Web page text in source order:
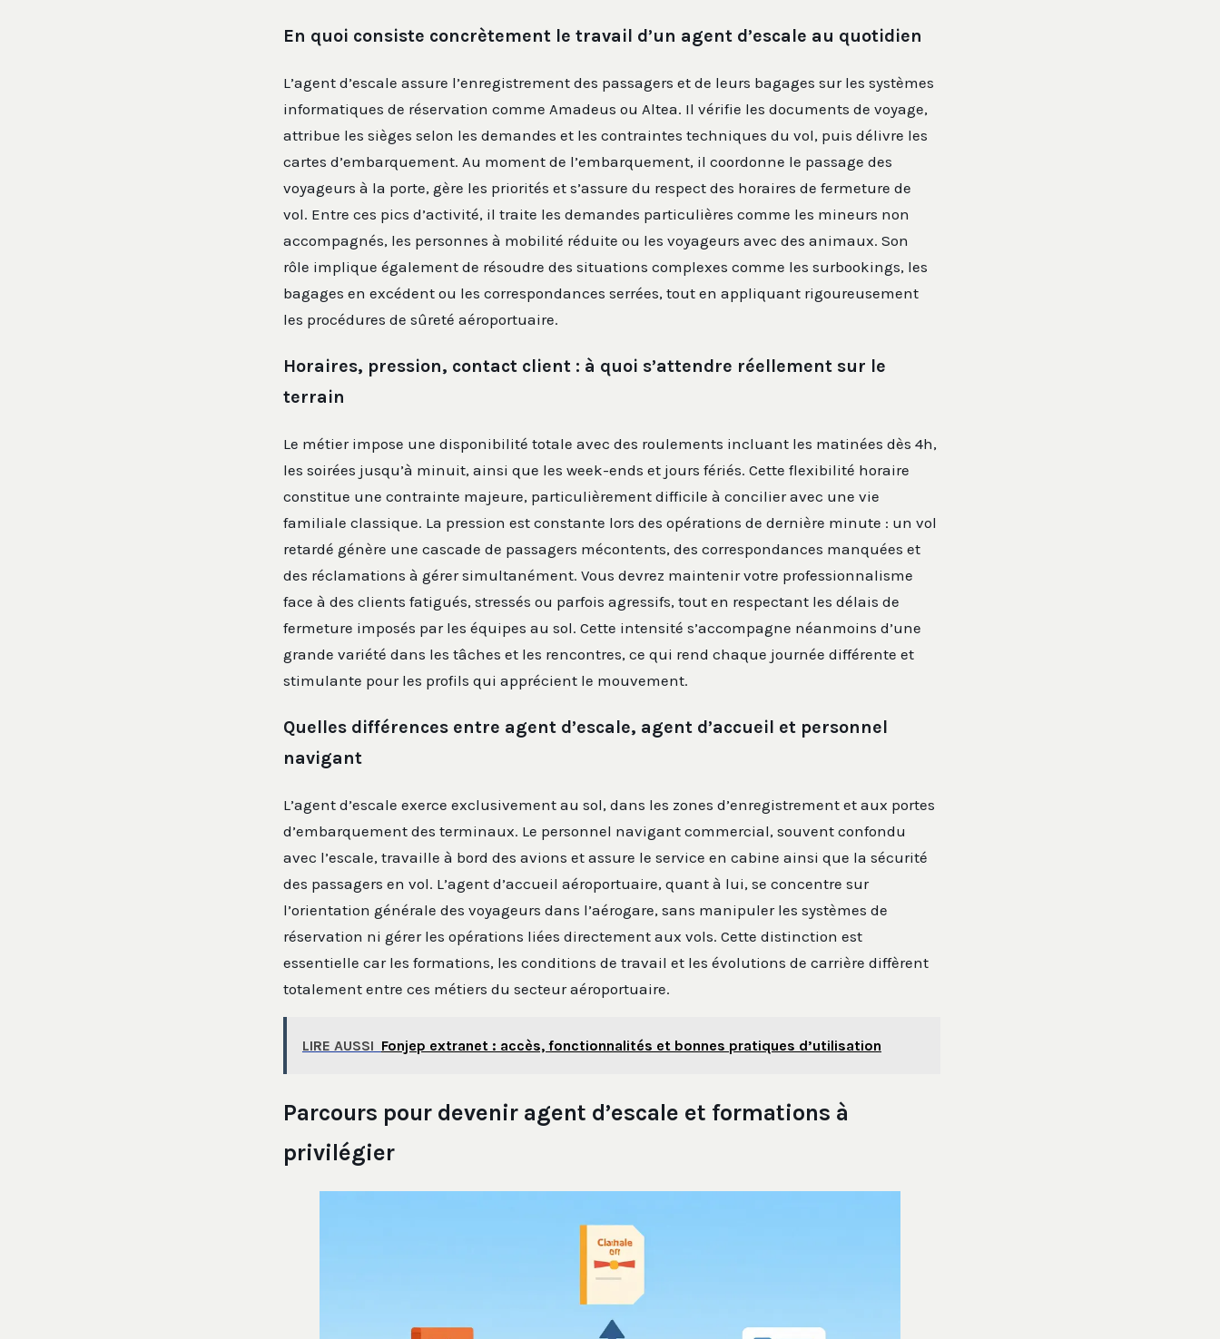
En quoi consiste concrètement le travail d’un agent d’escale au quotidien
L’agent d’escale assure l’enregistrement des passagers et de leurs bagages sur les systèmes
informatiques de réservation comme Amadeus ou Altea. Il vérifie les documents de voyage,
attribue les sièges selon les demandes et les contraintes techniques du vol, puis délivre les
cartes d’embarquement. Au moment de l’embarquement, il coordonne le passage des
voyageurs à la porte, gère les priorités et s’assure du respect des horaires de fermeture de
vol. Entre ces pics d’activité, il traite les demandes particulières comme les mineurs non
accompagnés, les personnes à mobilité réduite ou les voyageurs avec des animaux. Son
rôle implique également de résoudre des situations complexes comme les surbookings, les
bagages en excédent ou les correspondances serrées, tout en appliquant rigoureusement
les procédures de sûreté aéroportuaire.
Horaires, pression, contact client : à quoi s’attendre réellement sur le
terrain
Le métier impose une disponibilité totale avec des roulements incluant les matinées dès 4h,
les soirées jusqu’à minuit, ainsi que les week-ends et jours fériés. Cette flexibilité horaire
constitue une contrainte majeure, particulièrement difficile à concilier avec une vie
familiale classique. La pression est constante lors des opérations de dernière minute : un vol
retardé génère une cascade de passagers mécontents, des correspondances manquées et
des réclamations à gérer simultanément. Vous devrez maintenir votre professionnalisme
face à des clients fatigués, stressés ou parfois agressifs, tout en respectant les délais de
fermeture imposés par les équipes au sol. Cette intensité s’accompagne néanmoins d’une
grande variété dans les tâches et les rencontres, ce qui rend chaque journée différente et
stimulante pour les profils qui apprécient le mouvement.
Quelles différences entre agent d’escale, agent d’accueil et personnel
navigant
L’agent d’escale exerce exclusivement au sol, dans les zones d’enregistrement et aux portes
d’embarquement des terminaux. Le personnel navigant commercial, souvent confondu
avec l’escale, travaille à bord des avions et assure le service en cabine ainsi que la sécurité
des passagers en vol. L’agent d’accueil aéroportuaire, quant à lui, se concentre sur
l’orientation générale des voyageurs dans l’aérogare, sans manipuler les systèmes de
réservation ni gérer les opérations liées directement aux vols. Cette distinction est
essentielle car les formations, les conditions de travail et les évolutions de carrière diffèrent
totalement entre ces métiers du secteur aéroportuaire.
LIRE AUSSI Fonjep extranet : accès, fonctionnalités et bonnes pratiques d’utilisation
Parcours pour devenir agent d’escale et formations à
privilégier